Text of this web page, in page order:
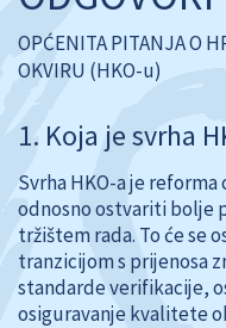
OPĆENITA PITANJA O
OKVIRU (HKO-u)
Koja je svrha
Svrha HKO-a je
odnosno ostvariti bolje
tržištem rada. To će se
tranzicijom s prijenosa
standarde verifikacije,
osiguravanje kvalitete